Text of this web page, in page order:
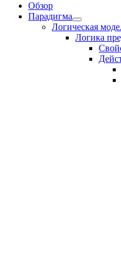
Обзор
Парадигма
Логическая
Логика